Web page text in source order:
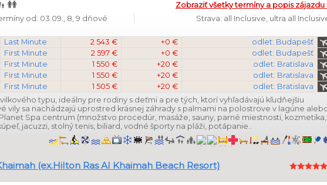
Zobraziť všetky termíny a popis zájazdu
od: 03.09., 8, 9 dňové
Strava: all Inclusive, ultra all
Last Minute 2 543 € +0 €
odlet: Budapešť
First Minute 2 597 € +0 €
odlet: Budapešť
First Minute 1 550 € +20 €
odlet: Bratislava
First Minute 1 550 € +20 €
odlet: Bratislava
First Minute 1 505 € +20 €
odlet: Bratislava
typu, ideálny pre rodiny s deťmi a pre tých, ktorí vyhľadávajú kľudňejšiu
vily sa nachádzajú uprostred krásnej záhrady s palmami na polostrove v lagúne
Spa centrum (množstvo procedúr, masáže, sauny, parné miestnosti, kozmetika,
jacuzzi, stolný tenis, biliard, vodné športy na pláži, potápanie..
(ex.Hilton Ras Al Khaimah Beach Resort)